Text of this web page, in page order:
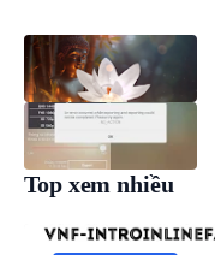
Top xem nhiều